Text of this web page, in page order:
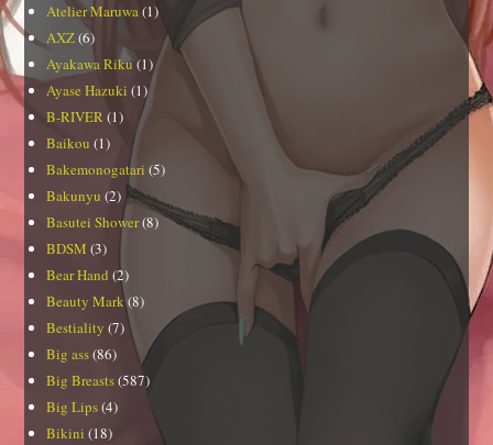
Atelier Maruwa(1)
AXZ(6)
Ayakawa Riku (1)
Ayase Hazuki (1)
B-RIVER (1)
Baikou (1)
Bakemonogatari (5)
Bakunyu (2)
Basutei Shower(8)
BDSM (3)
Bear Hand (2)
Beauty Mark(8)
Bestiality (7)
Big ass(86)
Big Breasts(587)
Big Lips(4)
Bikini (18)